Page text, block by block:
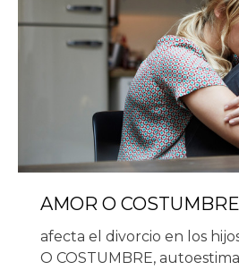
AMOR O
afecta el divorcio en los
O COSTUMBRE, autoestima